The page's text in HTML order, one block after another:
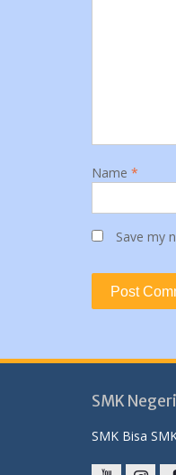
Name *
Save my
SMK
SMK Bisa